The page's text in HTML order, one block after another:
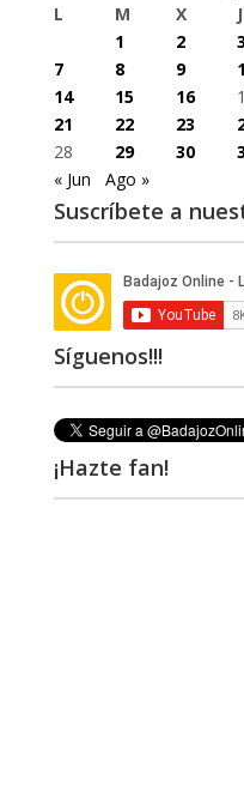
L
M X J
1
2 3
7
8 9
14
15 16
21
22 23
28
29 30
« Jun
Ago »
Suscríbete a
Síguenos!!!
¡Hazte fan!